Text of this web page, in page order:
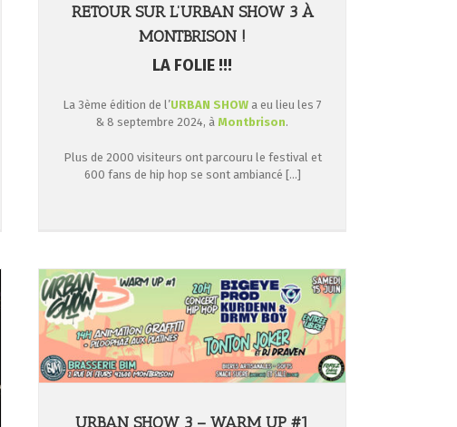
RETOUR SUR L’URBAN SHOW 3 À
MONTBRISON !
LA FOLIE !!!
La 3ème édition de l’URBAN SHOWa eu lieu les 7
& 8 septembre 2024, à Montbrison.
Plus de 2000 visiteurs ont parcouru le festival et
600 fans de hip hop se sont ambiancé […]
URBAN SHOW 3 – WARM UP #1